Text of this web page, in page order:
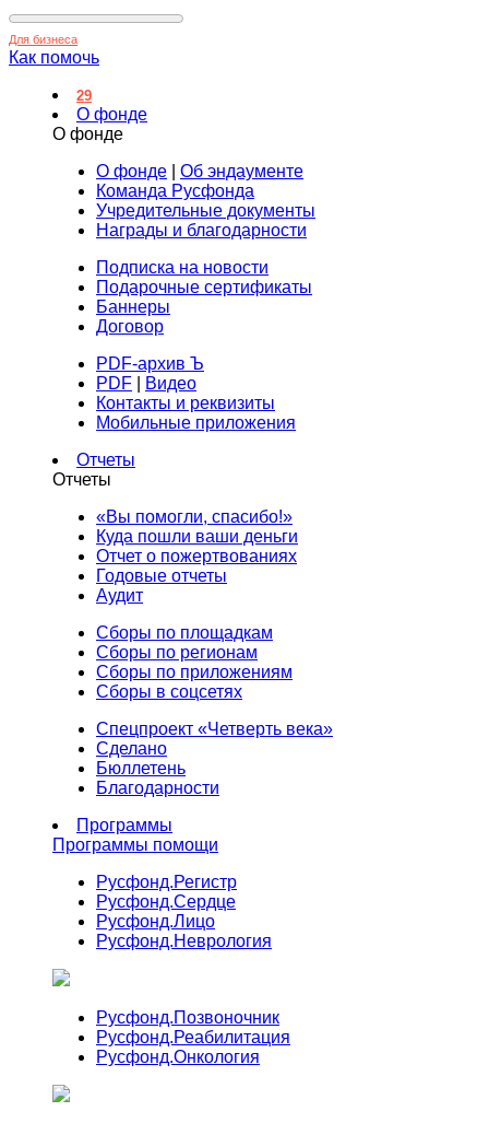
Для бизнеса
Как помочь
29
О фонде
О фонде
О фонде
Об эндаументе
Команда Русфонда
Учредительные документы
Награды и благодарности
Подписка на новости
Подарочные сертификаты
Баннеры
Договор
PDF-архив Ъ
PDF
Видео
Контакты и реквизиты
Мобильные приложения
Отчеты
Отчеты
«Вы помогли, спасибо!»
Куда пошли ваши деньги
Отчет о пожертвованиях
Годовые отчеты
Аудит
Сборы по площадкам
Сборы по регионам
Сборы по приложениям
Сборы в соцсетях
Спецпроект «Четверть века»
Сделано
Бюллетень
Благодарности
Программы
Программы помощи
Русфонд.Регистр
Русфонд.Сердце
Русфонд.Лицо
Русфонд.Неврология
Русфонд.Позвоночник
Русфонд.Реабилитация
Русфонд.Онкология